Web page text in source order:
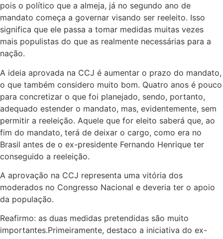
pois o político que a almeja, já no segundo ano de
mandato começa a governar visando ser reeleito. Isso
significa que ele passa a tomar medidas muitas vezes
mais populistas do que as realmente necessárias para a
nação.
A ideia aprovada na CCJ é aumentar o prazo do mandato,
o que também considero muito bom. Quatro anos é pouco
para concretizar o que foi planejado, sendo, portanto,
adequado estender o mandato, mas, evidentemente, sem
permitir a reeleição. Aquele que for eleito saberá que, ao
fim do mandato, terá de deixar o cargo, como era no
Brasil antes de o ex-presidente Fernando Henrique ter
conseguido a reeleição.
A aprovação na CCJ representa uma vitória dos
moderados no Congresso Nacional e deveria ter o apoio
da população.
Reafirmo: as duas medidas pretendidas são muito
importantes.Primeiramente, destaco a iniciativa do ex-